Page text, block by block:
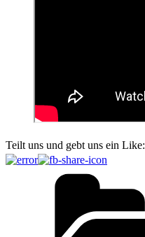
Teilt uns und gebt uns ein Like: